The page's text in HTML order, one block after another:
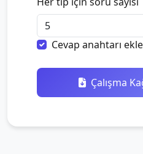
Cevap anahtarı ekle
Çalışma